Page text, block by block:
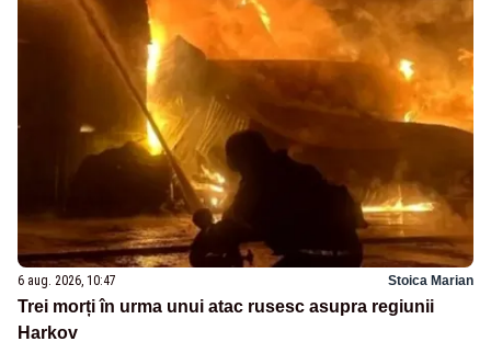
6 aug. 2026, 10:47 Stoica Marian
Trei morți în urma unui atac rusesc asupra regiunii
Harkov